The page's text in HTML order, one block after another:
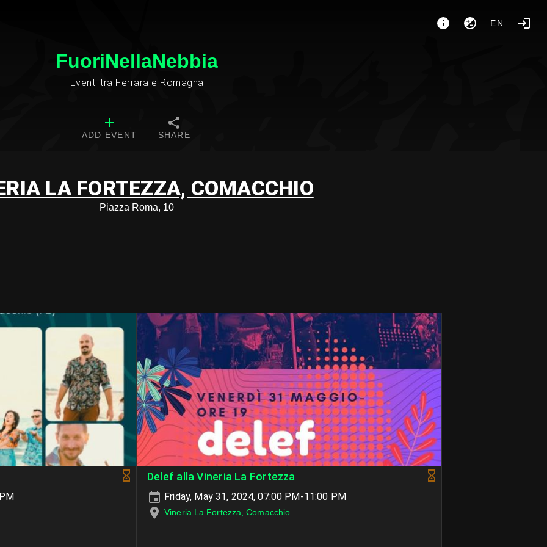
EN
FuoriNellaNebbia
Eventi tra Ferrara e Romagna
ADD EVENT SHARE
LA FORTEZZA, COMACCHIO
Piazza Roma, 10
Delef alla Vineria La Fortezza
Friday, May 31, 2024, 07:00 PM-11:00 PM
Vineria La Fortezza, Comacchio